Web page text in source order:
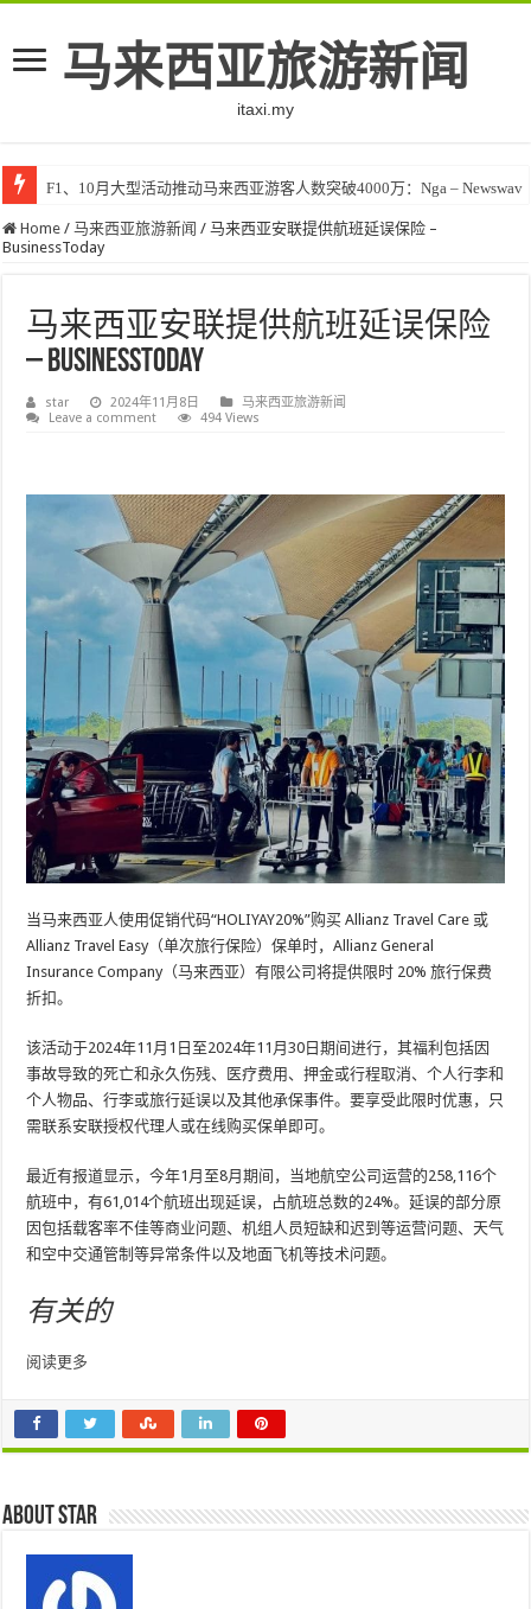
马来西亚旅游新闻
itaxi.my
F1、10月大型活动推动马来西亚游客人数突破4000万：Nga – Newswav
Home / 马来西亚旅游新闻 / 马来西亚安联提供航班延误保险 –
BusinessToday
马来西亚安联提供航班延误保险
– BusinessToday
star 2024年11月8日
马来西亚旅游新闻
Leave a comment
494 Views
当马来西亚人使用促销代码“HOLIYAY20%”购买 Allianz Travel Care 或
Allianz Travel Easy（单次旅行保险）保单时，Allianz General
Insurance Company（马来西亚）有限公司将提供限时 20% 旅行保费
折扣。
该活动于2024年11月1日至2024年11月30日期间进行，其福利包括因
事故导致的死亡和永久伤残、医疗费用、押金或行程取消、个人行李和
个人物品、行李或旅行延误以及其他承保事件。要享受此限时优惠，只
需联系安联授权代理人或在线购买保单即可。
最近有报道显示，今年1月至8月期间，当地航空公司运营的258,116个
航班中，有61,014个航班出现延误，占航班总数的24%。延误的部分原
因包括载客率不佳等商业问题、机组人员短缺和迟到等运营问题、天气
和空中交通管制等异常条件以及地面飞机等技术问题。
有关的
阅读更多
About star